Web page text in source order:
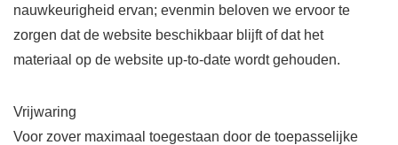
nauwkeurigheid ervan; evenmin beloven we ervoor te
zorgen dat de website beschikbaar blijft of dat het
materiaal op de website up-to-date wordt gehouden.
Vrijwaring
Voor zover maximaal toegestaan ​​door de toepasselijke